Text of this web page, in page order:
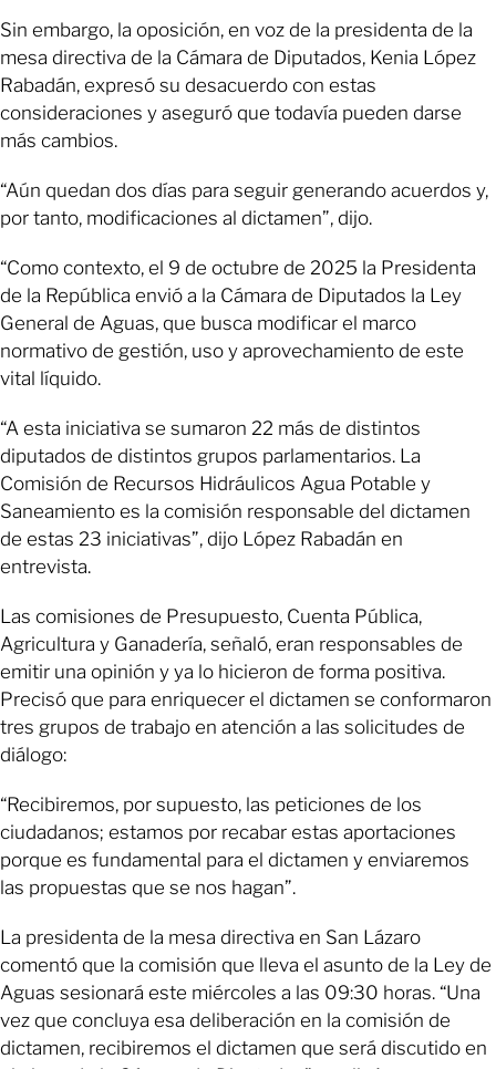
Sin embargo, la oposición, en voz de la presidenta de la
mesa directiva de la Cámara de Diputados, Kenia López
Rabadán, expresó su desacuerdo con estas
consideraciones y aseguró que todavía pueden darse
más cambios.
“Aún quedan dos días para seguir generando acuerdos y,
por tanto, modificaciones al dictamen”, dijo.
“Como contexto, el 9 de octubre de 2025 la Presidenta
de la República envió a la Cámara de Diputados la Ley
General de Aguas, que busca modificar el marco
normativo de gestión, uso y aprovechamiento de este
vital líquido.
“A esta iniciativa se sumaron 22 más de distintos
diputados de distintos grupos parlamentarios. La
Comisión de Recursos Hidráulicos Agua Potable y
Saneamiento es la comisión responsable del dictamen
de estas 23 iniciativas”, dijo López Rabadán en
entrevista.
Las comisiones de Presupuesto, Cuenta Pública,
Agricultura y Ganadería, señaló, eran responsables de
emitir una opinión y ya lo hicieron de forma positiva.
Precisó que para enriquecer el dictamen se conformaron
tres grupos de trabajo en atención a las solicitudes de
diálogo:
“Recibiremos, por supuesto, las peticiones de los
ciudadanos; estamos por recabar estas aportaciones
porque es fundamental para el dictamen y enviaremos
las propuestas que se nos hagan”.
La presidenta de la mesa directiva en San Lázaro
comentó que la comisión que lleva el asunto de la Ley de
Aguas sesionará este miércoles a las 09:30 horas. “Una
vez que concluya esa deliberación en la comisión de
dictamen, recibiremos el dictamen que será discutido en